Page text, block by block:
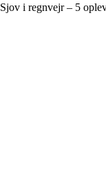
Sjov i regnvejr – 5